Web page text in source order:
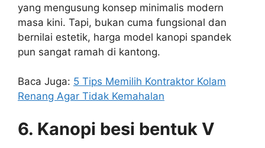
yang mengusung konsep minimalis modern
masa kini. Tapi, bukan cuma fungsional dan
bernilai estetik, harga model kanopi spandek
pun sangat ramah di kantong.
Baca Juga: 5 Tips Memilih Kontraktor Kolam
Renang Agar Tidak Kemahalan
6. Kanopi besi bentuk V